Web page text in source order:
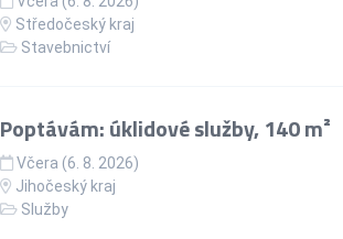
Středočeský kraj
Stavebnictví
Poptávám: úklidové služby, 140 m²
Včera (6. 8. 2026)
Jihočeský kraj
Služby